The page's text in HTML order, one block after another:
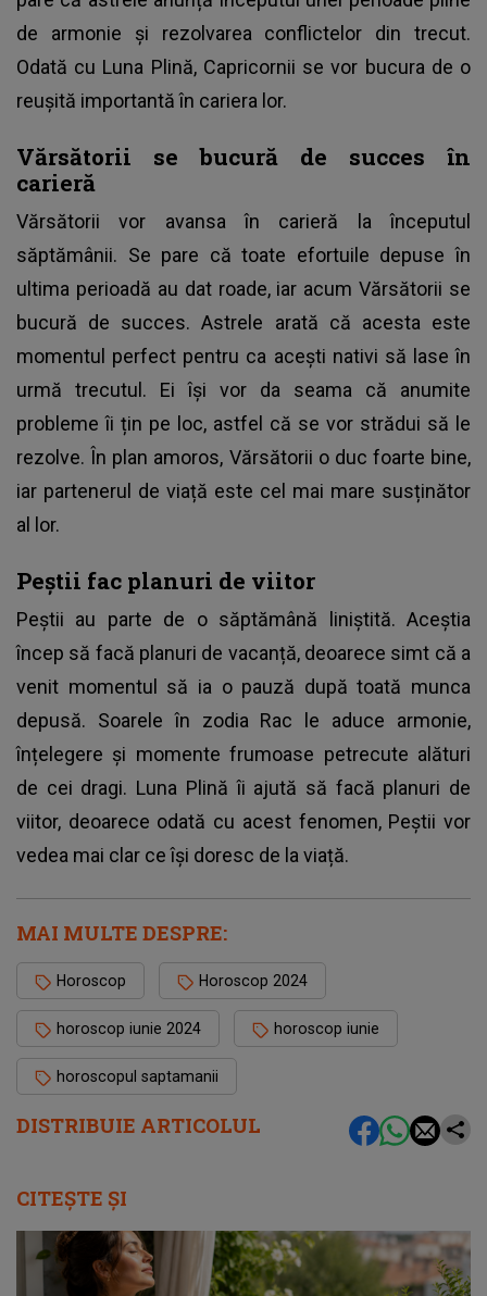
DISTRIBUIE ARTICOLUL
de armonie și rezolvarea conflictelor din trecut.
Odată cu Luna Plină, Capricornii se vor bucura de o
reușită importantă în cariera lor.
Vărsătorii se bucură de succes în
carieră
Vărsătorii vor avansa în carieră la începutul
săptămânii. Se pare că toate efortuile depuse în
ultima perioadă au dat roade, iar acum Vărsătorii se
bucură de succes. Astrele arată că acesta este
momentul perfect pentru ca acești nativi să lase în
urmă trecutul. Ei își vor da seama că anumite
probleme îi țin pe loc, astfel că se vor strădui să le
rezolve. În plan amoros, Vărsătorii o duc foarte bine,
iar partenerul de viață este cel mai mare susținător
al lor.
Peștii fac planuri de viitor
Peștii au parte de o săptămână liniștită. Aceștia
încep să facă planuri de vacanță, deoarece simt că a
venit momentul să ia o pauză după toată munca
depusă. Soarele în zodia Rac le aduce armonie,
înțelegere și momente frumoase petrecute alături
de cei dragi. Luna Plină îi ajută să facă planuri de
viitor, deoarece odată cu acest fenomen, Peștii vor
vedea mai clar ce își doresc de la viață.
MAI MULTE DESPRE:
Horoscop Horoscop 2024
horoscop iunie 2024 horoscop iunie
horoscopul saptamanii
CITEȘTE ȘI